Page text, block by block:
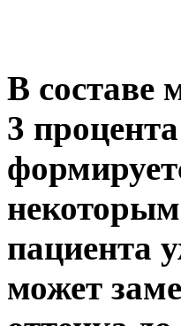
В составе
3
пациента
может